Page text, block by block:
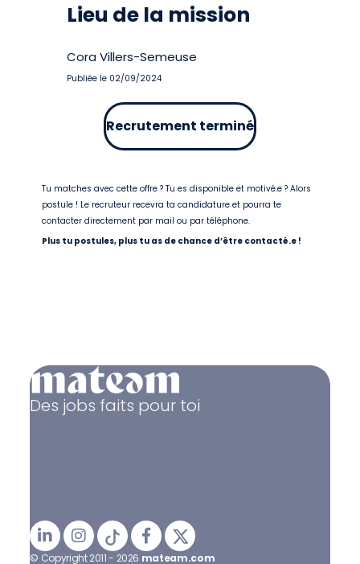
Lieu de la mission
Cora Villers-Semeuse
Publiée le 02/09/2024
Recrutement terminé
Tu matches avec cette offre ? Tu es disponible et motivé.e ? Alors
postule ! Le recruteur recevra ta candidature et pourra te
contacter directement par mail ou par téléphone.
Plus tu postules, plus tu as de chance d’être contacté.e !
Des jobs faits pour toi
© Copyright 2011 - 2026 mateam.com